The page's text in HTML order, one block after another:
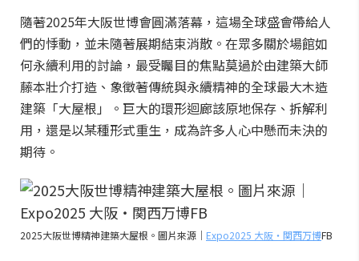
隨著2025年大阪世博會圓滿落幕，這場全球盛會帶給人
們的悸動，並未隨著展期結束消散。在眾多關於場館如
何永續利用的討論，最受矚目的焦點莫過於由建築大師
藤本壯介打造、象徵著傳統與永續精神的全球最大木造
建築「大屋根」。巨大的環形迴廊該原地保存、拆解利
用，還是以某種形式重生，成為許多人心中懸而未決的
期待。
2025大阪世博精神建築大屋根。圖片來源｜ Expo2025 大阪・関西万博FB